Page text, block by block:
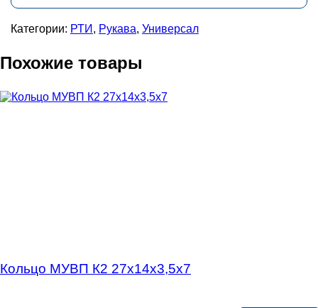
Категории: РТИ , Рукава, Универсал
Похожие товары
Кольцо МУВП К2 27х14х3,5х7